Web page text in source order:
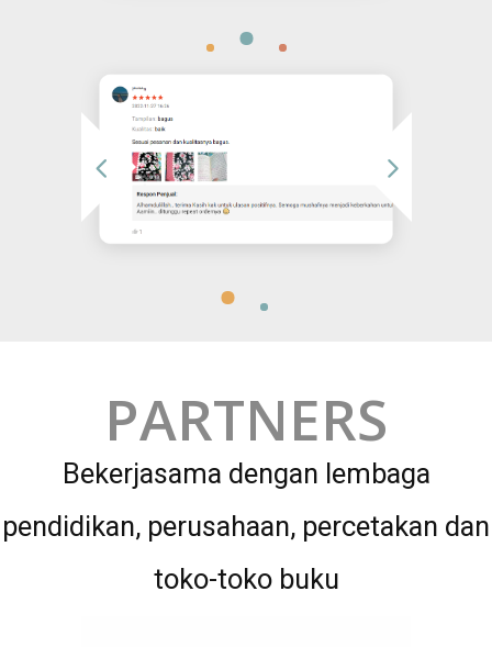
PARTNERS
Bekerjasama dengan lembaga
pendidikan, perusahaan, percetakan dan
toko-toko buku